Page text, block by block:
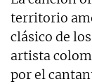
territorio
clásico de
artista
por el